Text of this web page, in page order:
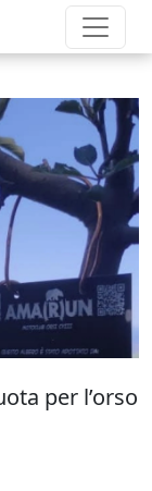
per l’orso